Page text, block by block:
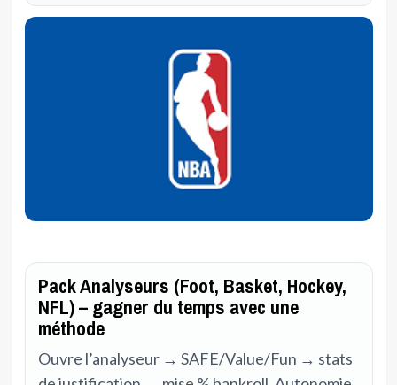
Pack Analyseurs (Foot, Basket, Hockey,
NFL) – gagner du temps avec une
méthode
Ouvre l’analyseur → SAFE/Value/Fun → stats